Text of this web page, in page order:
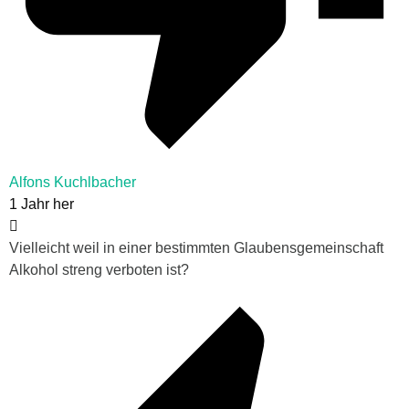
Alfons Kuchlbacher
1 Jahr her
Vielleicht weil in einer bestimmten Glaubensgemeinschaft
Alkohol streng verboten ist?